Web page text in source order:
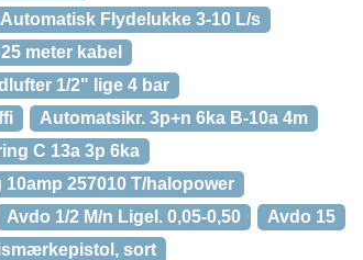
Automatisk Flydelukke 3-10 L/s
meter kabel
1/2" lige 4 bar
Automatsikr. 3p+n 6ka B-10a 4m
C 13a 3p 6ka
257010 T/halopower
Avdo 1/2 M/n Ligel. 0,05-0,50
Avdo 15
sort